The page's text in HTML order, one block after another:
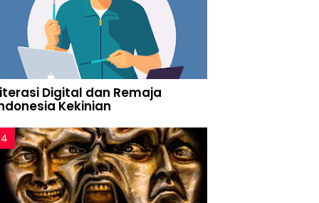
Digital dan Remaja
Kekinian